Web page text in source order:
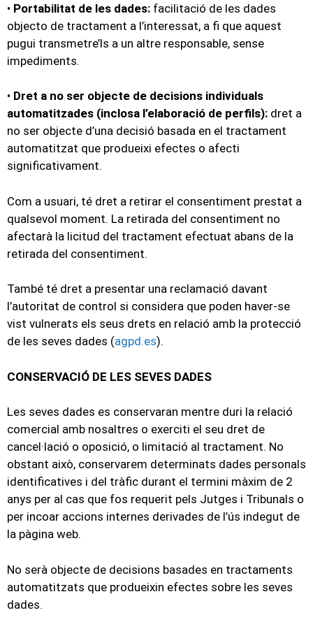
• Portabilitat de les dades: facilitació de les dades
objecto de tractament a l’interessat, a fi que aquest
pugui transmetre’ls a un altre responsable, sense
impediments.
• Dret a no ser objecte de decisions individuals
automatitzades (inclosa l’elaboració de perfils): dret a
no ser objecte d’una decisió basada en el tractament
automatitzat que produeixi efectes o afecti
significativament.
Com a usuari, té dret a retirar el consentiment prestat a
qualsevol moment. La retirada del consentiment no
afectarà la licitud del tractament efectuat abans de la
retirada del consentiment.
També té dret a presentar una reclamació davant
l’autoritat de control si considera que poden haver-se
vist vulnerats els seus drets en relació amb la protecció
de les seves dades (agpd.es).
CONSERVACIÓ DE LES SEVES DADES
Les seves dades es conservaran mentre duri la relació
comercial amb nosaltres o exerciti el seu dret de
cancel·lació o oposició, o limitació al tractament. No
obstant això, conservarem determinats dades personals
identificatives i del tràfic durant el termini màxim de 2
anys per al cas que fos requerit pels Jutges i Tribunals o
per incoar accions internes derivades de l’ús indegut de
la pàgina web.
No serà objecte de decisions basades en tractaments
automatitzats que produeixin efectes sobre les seves
dades.